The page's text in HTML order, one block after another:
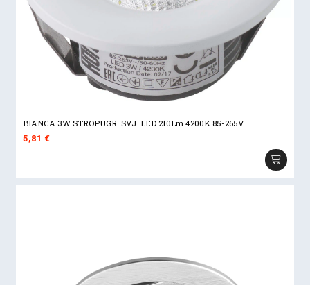
BIANCA 3W STROP.UGR. SVJ. LED 210Lm 4200K 85-265V
5,81€